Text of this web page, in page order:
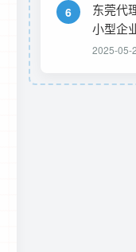
6
东莞代
小型企
2025-05-